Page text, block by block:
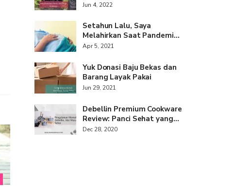
Jun 4, 2022
Setahun Lalu, Saya
Melahirkan Saat Pandemi…
Apr 5, 2021
Yuk Donasi Baju Bekas dan
Barang Layak Pakai
Jun 29, 2021
Debellin Premium Cookware
Review: Panci Sehat yang…
Dec 28, 2020